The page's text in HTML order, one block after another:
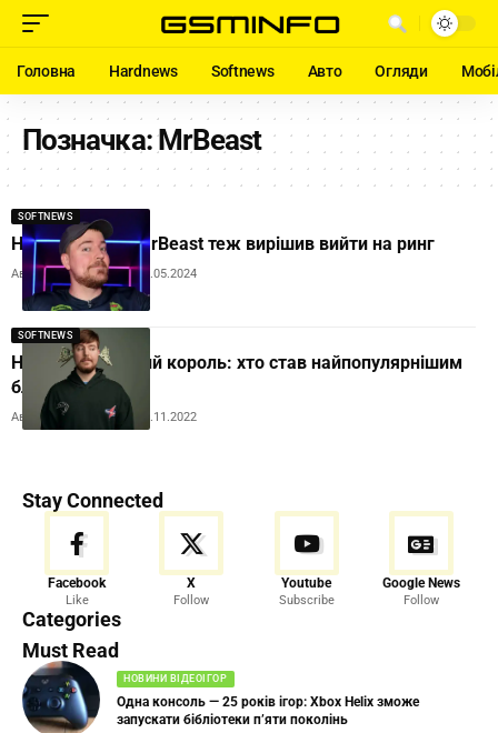
Головна Hardnews Softnews Авто Огляди
Позначка:MrBeast
SOFTNEWS
Не лише Усик: MrBeast теж вирішив вийти на ринг
Автор: Andrew Orobets17.05.2024
SOFTNEWS
На YouTube новий король: хто став найпопулярнішим
блогером у світі
Автор: Andrew Orobets 17.11.2022
Stay Connected
Facebook
Like
X
Follow
Youtube
Subscribe
Google News
Follow
Categories
Must Read
НОВИНИ ВІДЕОІГОР
Одна консоль — 25 років ігор: Xbox Helix зможе
запускати бібліотеки п’яти поколінь